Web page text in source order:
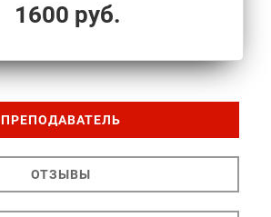
1600 руб.
ПРЕПОДАВАТЕЛЬ
ОТЗЫВЫ